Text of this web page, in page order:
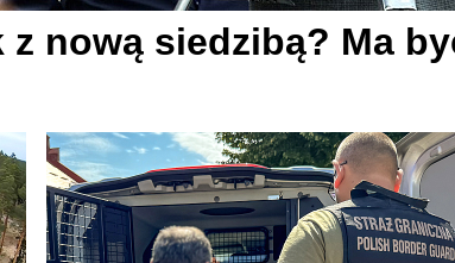
nową siedzibą? Ma